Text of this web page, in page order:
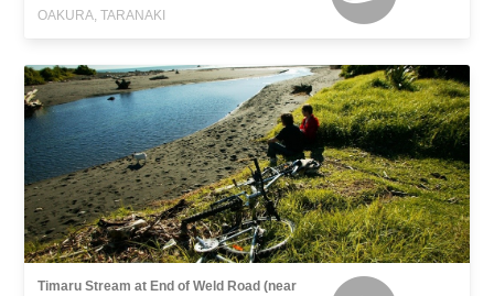
OAKURA, TARANAKI
Timaru Stream at End of Weld Road (near